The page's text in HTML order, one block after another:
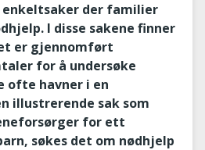
enkeltsaker der familier
I disse sakene finner
er gjennomført
for å undersøke
ofte havner i en
illustrerende sak som
for ett
søkes det om nødhjelp